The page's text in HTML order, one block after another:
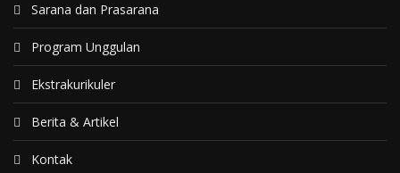
Sarana dan Prasarana
Program Unggulan
Ekstrakurikuler
Berita & Artikel
Kontak